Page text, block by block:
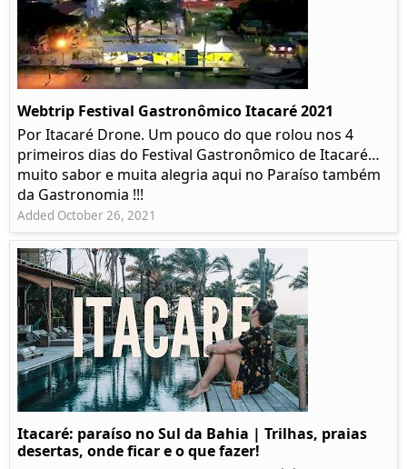
Webtrip Festival Gastronômico Itacaré 2021
Por Itacaré Drone. Um pouco do que rolou nos 4
primeiros dias do Festival Gastronômico de Itacaré…
muito sabor e muita alegria aqui no Paraíso também
da Gastronomia !!!
Added October 26, 2021
Itacaré: paraíso no Sul da Bahia | Trilhas, praias
desertas, onde ficar e o que fazer!